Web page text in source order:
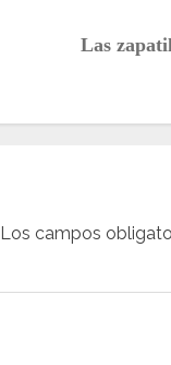
Las
Los campos